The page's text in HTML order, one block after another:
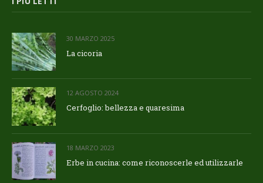
30 MARZO 2025
La cicoria
12 AGOSTO 2024
Cerfoglio: bellezza e quaresima
18 MARZO 2023
Erbe in cucina: come riconoscerle ed utilizzarle